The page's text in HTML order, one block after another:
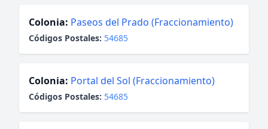
Colonia: Paseos del Prado (Fraccionamiento)
Códigos Postales: 54685
Colonia: Portal del Sol (Fraccionamiento)
Códigos Postales: 54685